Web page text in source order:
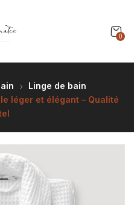
0
Linge de bain
léger et élégant – Qualité